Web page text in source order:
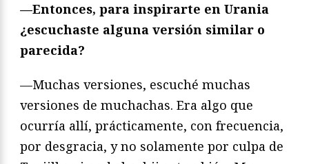
—Entonces, para inspirarte en Urania
¿escuchaste alguna versión similar o
parecida?
—Muchas versiones, escuché muchas
versiones de muchachas. Era algo que
ocurría allí, prácticamente, con frecuencia,
por desgracia, y no solamente por culpa de